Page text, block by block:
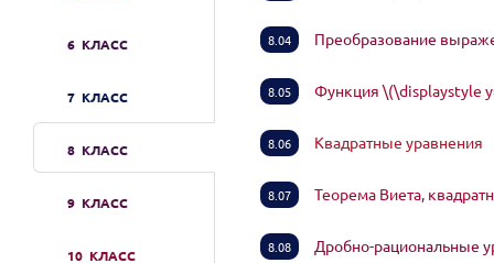
6 КЛАСС
7 КЛАСС
8 КЛАСС
9 КЛАСС
10 КЛАСС
8.04 Преобразование
8.05 Функция \(\displaystyle
8.06 Квадратные уравнения
8.07 Теорема Виета,
8.08 Дробно-рациональные